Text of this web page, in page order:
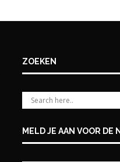
ZOEKEN
MELD JE AAN VOOR DE